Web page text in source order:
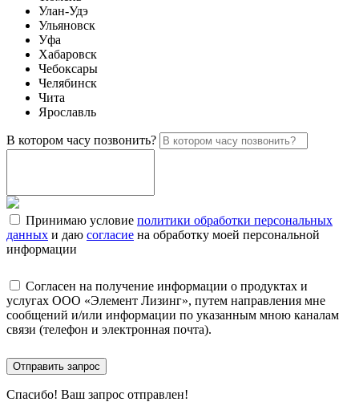
Улан-Удэ
Ульяновск
Уфа
Хабаровск
Чебоксары
Челябинск
Чита
Ярославль
В котором часу позвонить?
Принимаю условие политики обработки персональных
данных и даю согласие на обработку моей персональной
информации
Согласен на получение информации о продуктах и
услугах ООО «Элемент Лизинг», путем направления мне
сообщений и/или информации по указанным мною каналам
связи (телефон и электронная почта).
Отправить запрос
Спасибо! Ваш запрос отправлен!